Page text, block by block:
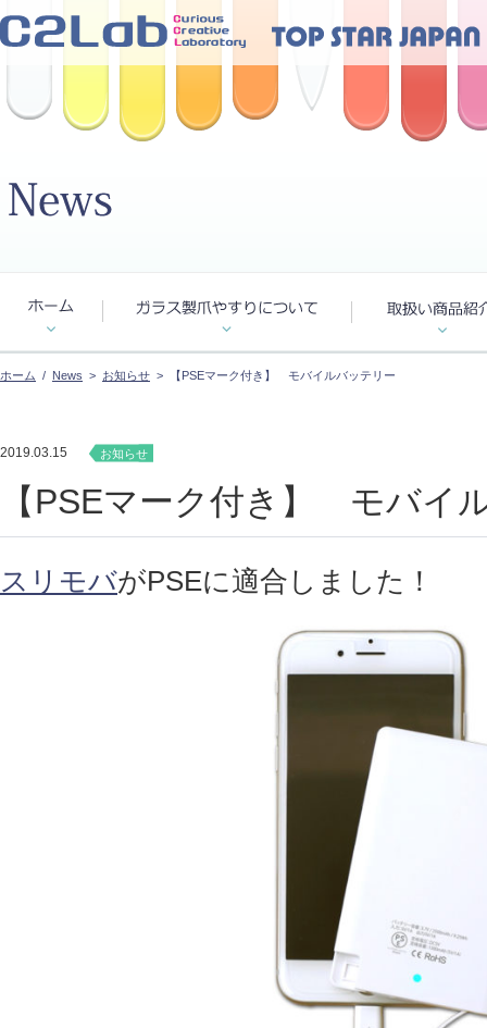
ホーム / News > お知らせ > 【PSEマーク付き】 モバイルバッテリー
2019.03.15 お知らせ
【PSEマーク付き】 モバイ
スリモバがPSEに適合しました！